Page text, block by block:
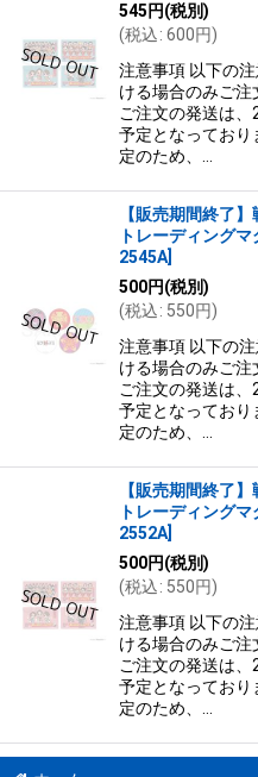
545円(税別)
(税込: 600円)
注意事項 以下の
ける場合のみご
ご注文の発送は
予定となっており
定のため、…
【販売期間終了
トレーディング
2545A
500円(税別)
(税込: 550円)
注意事項 以下の
ける場合のみご
ご注文の発送は
予定となっており
定のため、…
【販売期間終了
トレーディング
2552A
500円(税別)
(税込: 550円)
注意事項 以下の
ける場合のみご
ご注文の発送は
予定となっており
定のため、…